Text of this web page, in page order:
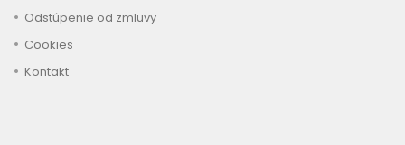
Odstúpenie od zmluvy
Cookies
Kontakt